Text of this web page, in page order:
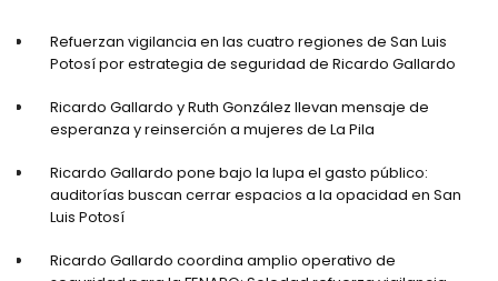
Refuerzan vigilancia en las cuatro regiones de San Luis
Potosí por estrategia de seguridad de Ricardo Gallardo
Ricardo Gallardo y Ruth González llevan mensaje de
esperanza y reinserción a mujeres de La Pila
Ricardo Gallardo pone bajo la lupa el gasto público:
auditorías buscan cerrar espacios a la opacidad en San
Luis Potosí
Ricardo Gallardo coordina amplio operativo de